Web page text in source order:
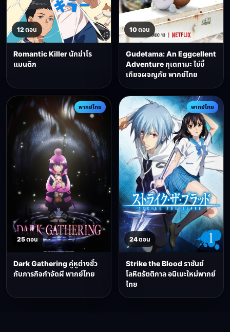
12 ตอน
Romantic Killer นักฆ่าโร
แมนติก
10 ตอน
Gudetama: An Eggcellent
Adventure กุเดทามะ ไข่ขี้
เกียจผจญภัย พากย์ไทย
พากย์ไทย
25 ตอน
Dark Gathering คู่หูต่างขั้ว
กับภารกิจกำจัดผี พากย์ไทย
พากย์ไทย
24 ตอน
Strike the Blood ราชันย์
โลหิตรัตติกาล อนิเมะใหม่พากย์
ไทย